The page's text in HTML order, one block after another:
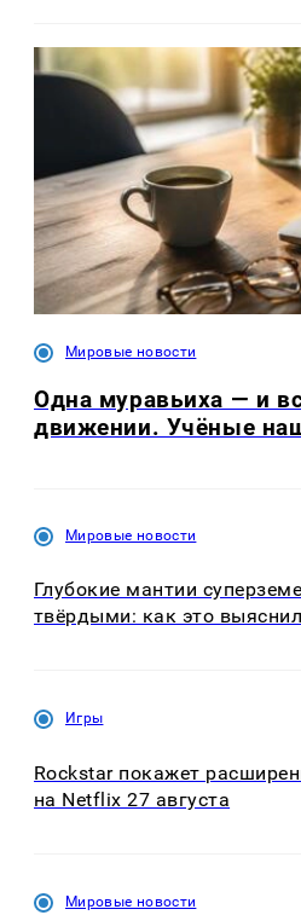
Мировые новости
Одна муравьиха — и
движении. Учёные
Мировые новости
Глубокие мантии
твёрдыми: как это
Игры
Rockstar покажет
на Netflix 27 августа
Мировые новости